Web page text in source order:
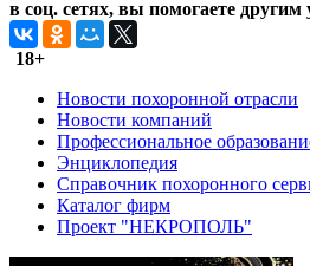
в соц. сетях, вы помогаете другим
18+
Новости похоронной отрасли
Новости компаний
Профессиональное
Энциклопедия
Справочник похоронного
Каталог фирм
Проект "НЕКРОПОЛЬ"